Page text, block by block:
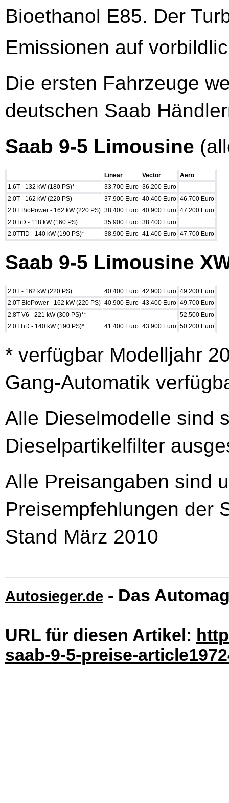
Bioethanol E85. Der
Emissionen auf
Die ersten Fahrzeuge
deutschen Saab
Saab 9-5 Limousine
Linear Vector
Aero
1.6T - 132 kW (180 PS)*
33.700 Euro 36.200 Euro
2.0T - 162 kW (220 PS)
37.900 Euro 40.400 Euro 46.700 Euro
2.0T BioPower - 162 kW (220 PS) 38.400 Euro 40.900 Euro 47.200 Euro
2.0TiD - 118 kW (160 PS)
35.900 Euro 38.400 Euro
2.0TTiD - 140 kW (190 PS)*
38.900 Euro 41.400 Euro 47.700 Euro
Saab 9-5 Limousine
2.0T - 162 kW (220 PS) 40.400 Euro 42.900 Euro 49.200 Euro
2.0T BioPower - 162 kW (220 PS) 40.900 Euro 43.400 Euro 49.700 Euro
2.8T V6 - 221 kW (300 PS)**
52.500 Euro
2.0TTiD - 140 kW (190 PS)*
41.400 Euro 43.900 Euro 50.200 Euro
* verfügbar Modelljahr
Gang-Automatik
Alle Dieselmodelle sind
Dieselpartikelfilter
Alle Preisangaben sind
Preisempfehlungen der
Stand März 2010
Autosieger.de - Das
URL für diesen Artikel:
saab-9-5-preise-